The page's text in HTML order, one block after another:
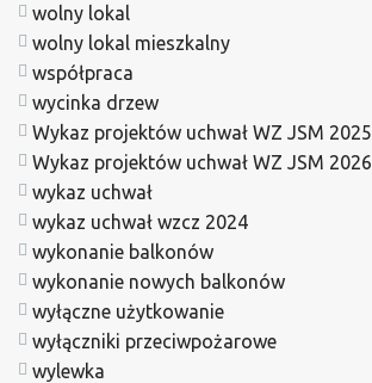
wolny lokal
wolny lokal mieszkalny
współpraca
wycinka drzew
Wykaz projektów uchwał WZ JSM 2025
Wykaz projektów uchwał WZ JSM 2026
wykaz uchwał
wykaz uchwał wzcz 2024
wykonanie balkonów
wykonanie nowych balkonów
wyłączne użytkowanie
wyłączniki przeciwpożarowe
wylewka